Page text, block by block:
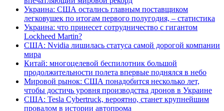
Украина: США остались главным поставщиком
легковушек по итогам первого полугодия, – статистика
Украина: что принесет сотрудничество с гигантом
Lockheed Martin?
США: Nvidia лишилась статуса самой дорогой компании
мира
Китай: многоцелевой беспилотник большой
продолжительности полета впервые поднялся в небо
Мировой рынок: США понадобится несколько лет,
чтобы достичь уровня производства дронов в Украине
США: Tesla Cybertruck, вероятно, станет крупнейшим
провалом в истории автопрома